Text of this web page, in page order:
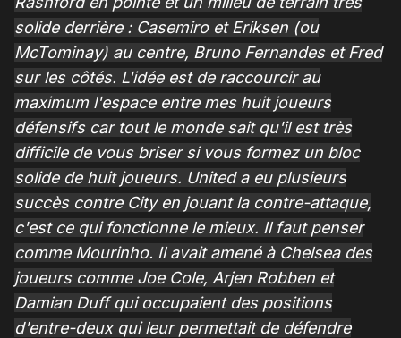
solide derrière : Casemiro et Eriksen (ou
McTominay) au centre, Bruno Fernandes et Fred
sur les côtés. L'idée est de raccourcir au
maximum l'espace entre mes huit joueurs
défensifs car tout le monde sait qu'il est très
difficile de vous briser si vous formez un bloc
solide de huit joueurs. United a eu plusieurs
succès contre City en jouant la contre-attaque,
c'est ce qui fonctionne le mieux. Il faut penser
comme Mourinho. Il avait amené à Chelsea des
joueurs comme Joe Cole, Arjen Robben et
Damian Duff qui occupaient des positions
d'entre-deux qui leur permettait de défendre